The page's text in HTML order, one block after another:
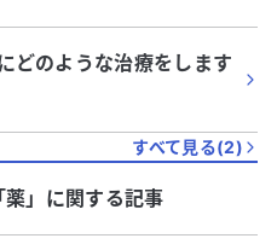
どのような治療をします
すべて見る(2)
薬」に関する記事